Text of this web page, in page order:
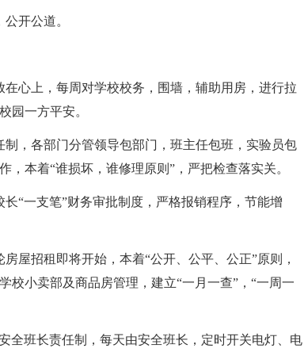
开公道。
心上，每周对学校校务，围墙，辅助用房，进行拉
园一方平安。
，各部门分管领导包部门，班主任包班，实验员包
本着“谁损坏，谁修理原则”，严把检查落实关。
“一支笔”财务审批制度，严格报销程序，节能增
屋招租即将开始，本着“公开、公平、公正”原则，
校小卖部及商品房管理，建立“一月一查”，“一周一
全班长责任制，每天由安全班长，定时开关电灯、电